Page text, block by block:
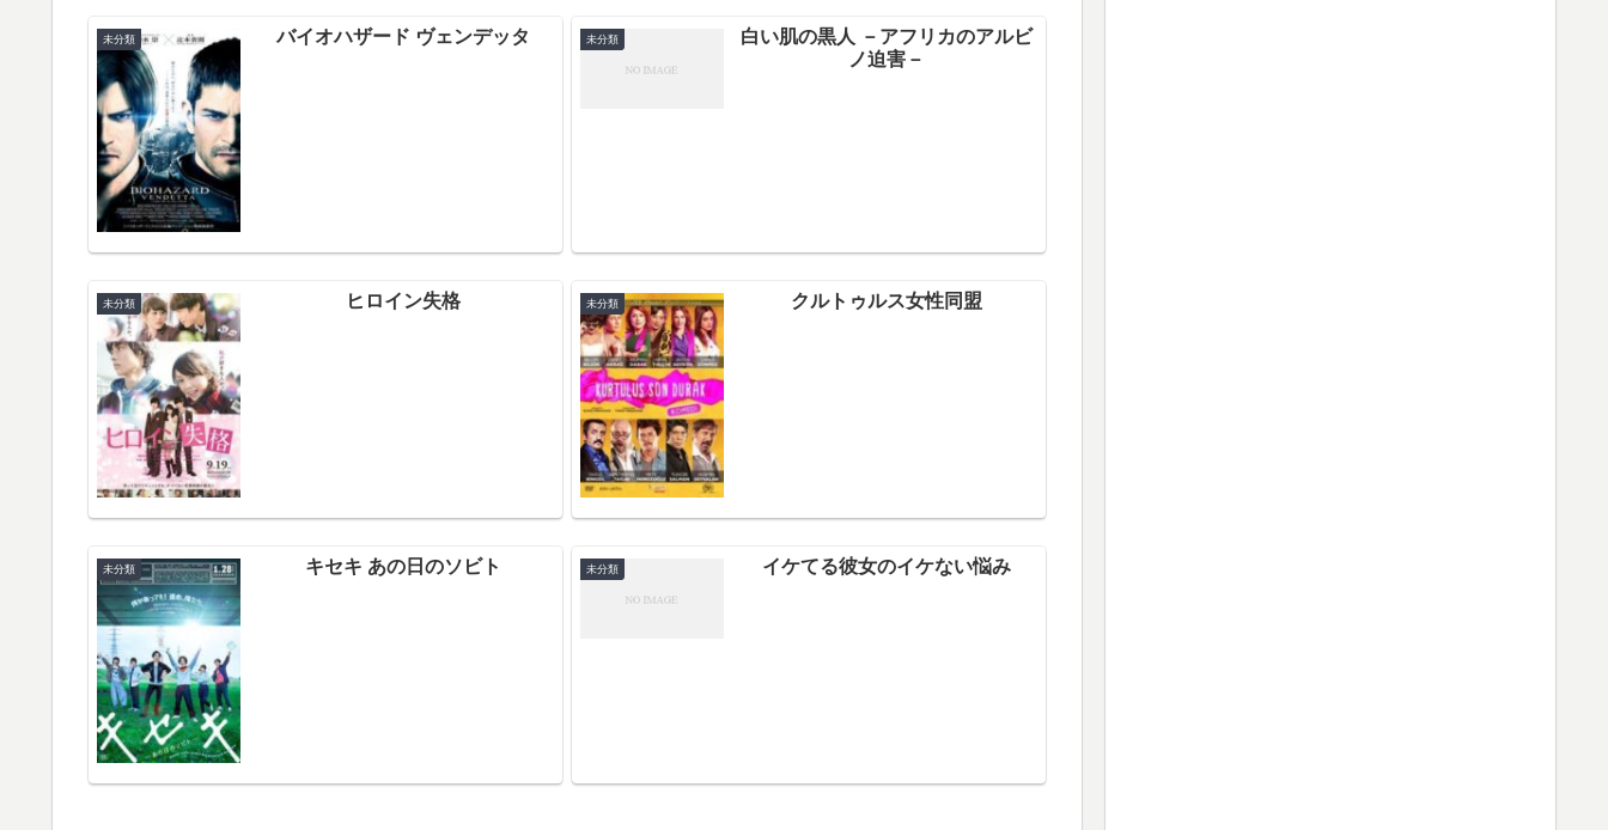
未分類 バイオハザード ヴェンデッタ 未分類
白い肌の黒人 －アフリカのアルビ
ノ迫害－
未分類 ヒロイン失格 未分類 クルトゥルス女性同盟
未分類 キセキ あの日のソビト 未分類 イケてる彼女のイケない悩み